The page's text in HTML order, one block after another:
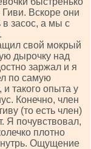
Вскоре они
в засос, а мы с
свой мокрый
дырочку над
заржал и я
по самую
такого опыта у
Конечно, член
(то есть член)
Я почувствовал,
плотно
Ощущение